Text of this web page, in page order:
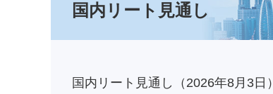
国内リート見通し
国内リート見通し（2026年8月3日）